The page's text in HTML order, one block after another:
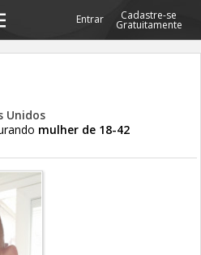
Entrar Cadastre-se
Gratuitamente
Unidos
mulher de 18-42